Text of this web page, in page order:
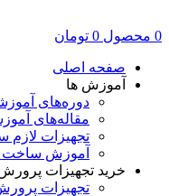
0 محصول 0 تومان
صفحه اصلی
آموزش ها
دوره‌های
مقاله‌های
تجهیزات لازم
آموزش ساخت
خرید تجهیزات
تجهیزات